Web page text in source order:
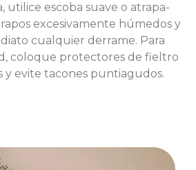
utilice escoba suave o atrapa-
excesivamente húmedos y
cualquier derrame. Para
coloque protectores de fieltro
y evite tacones puntiagudos.